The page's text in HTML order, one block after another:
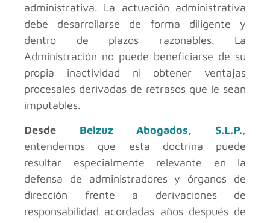
administrativa. La actuación administrativa
debe desarrollarse de forma diligente y
dentro de plazos razonables. La
Administración no puede beneficiarse de su
propia inactividad ni obtener ventajas
procesales derivadas de retrasos que le sean
imputables.
Desde Belzuz Abogados, S.L.P.,
entendemos que esta doctrina puede
resultar especialmente relevante en la
defensa de administradores y órganos de
dirección frente a derivaciones de
responsabilidad acordadas años después de